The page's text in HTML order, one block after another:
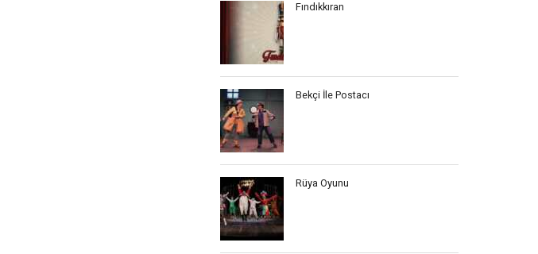
Fındıkkıran
Bekçi İle Postacı
Rüya Oyunu